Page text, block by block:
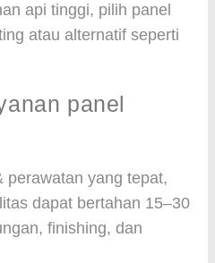
api tinggi, pilih panel
atau alternatif seperti
panel
perawatan yang tepat,
dapat bertahan 15–30
finishing, dan